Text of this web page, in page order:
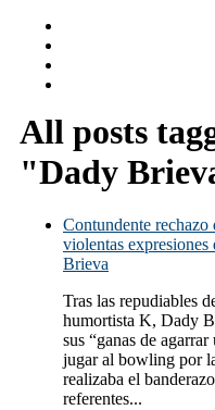
All posts
"Dady
Contundente rechazo
violentas
Brieva
Tras las repudiables
humortista K, Dady
sus “ganas de
jugar al bowling por
realizaba el
referentes...